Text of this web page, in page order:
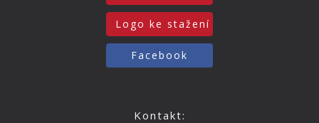
Logo ke stažení
Facebook
Kontakt: